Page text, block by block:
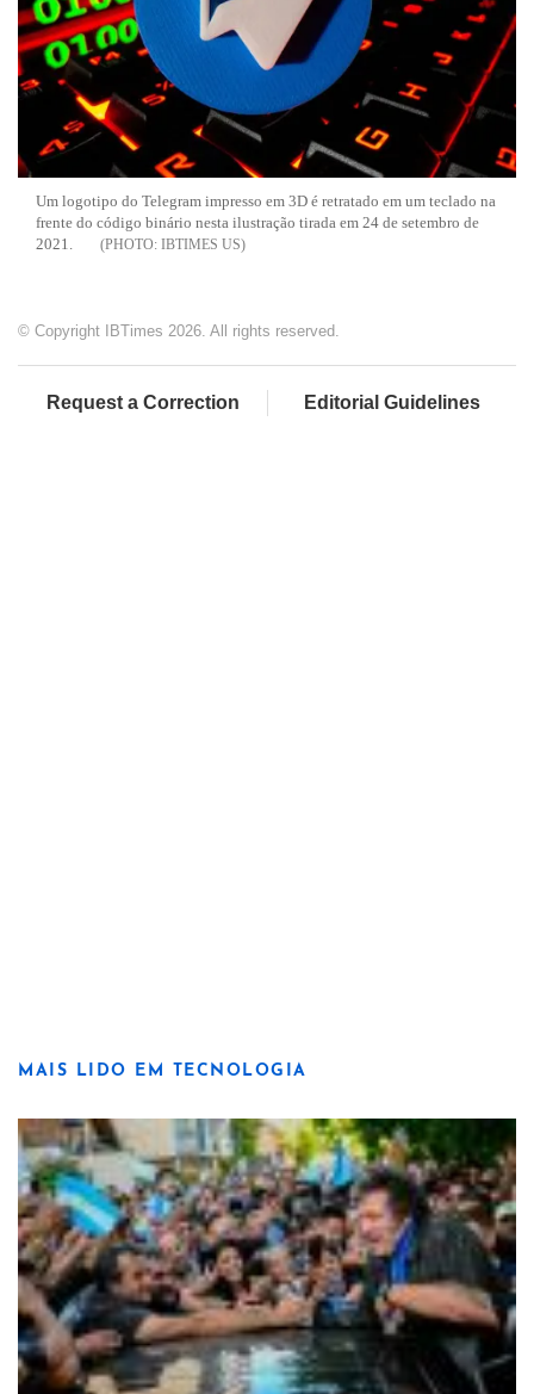
Um logotipo do Telegram impresso em 3D é retratado em um teclado na
frente do código binário nesta ilustração tirada em 24 de setembro de
2021.
IBTIMES US
© Copyright IBTimes 2026. All rights reserved.
Request a Correction Editorial Guidelines
MAIS LIDO EM TECNOLOGIA